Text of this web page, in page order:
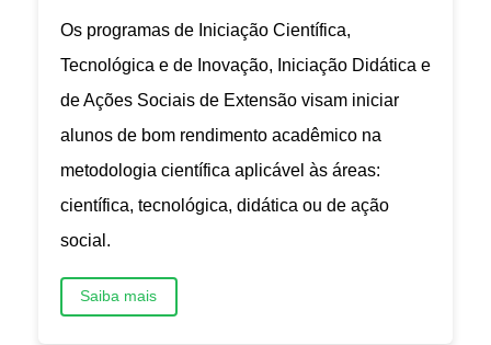
Os programas de Iniciação Científica,
Tecnológica e de Inovação, Iniciação Didática e
de Ações Sociais de Extensão visam iniciar
alunos de bom rendimento acadêmico na
metodologia científica aplicável às áreas:
científica, tecnológica, didática ou de ação
social.
Saiba mais